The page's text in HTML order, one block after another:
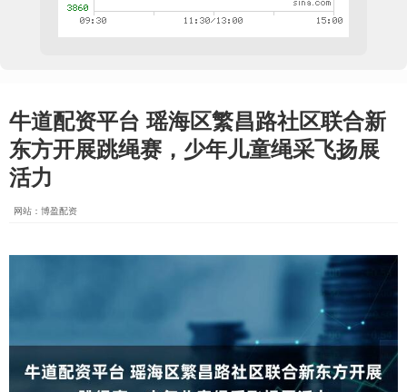
牛道配资平台 瑶海区繁昌路社区联合新
东方开展跳绳赛，少年儿童绳采飞扬展
活力
网站：博盈配资